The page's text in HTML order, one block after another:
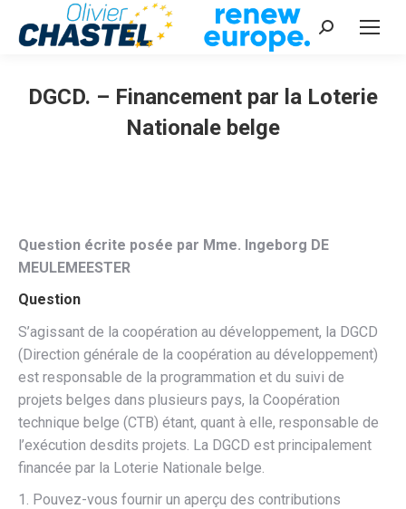
Recherche
DGCD. – Financement par la Loterie
Nationale belge
Question écrite posée par Mme. Ingeborg DE
MEULEMEESTER
Question
S’agissant de la coopération au développement, la DGCD
(Direction générale de la coopération au développement)
est responsable de la programmation et du suivi de
projets belges dans plusieurs pays, la Coopération
technique belge (CTB) étant, quant à elle, responsable de
l’exécution desdits projets. La DGCD est principalement
financée par la Loterie Nationale belge.
1. Pouvez-vous fournir un aperçu des contributions